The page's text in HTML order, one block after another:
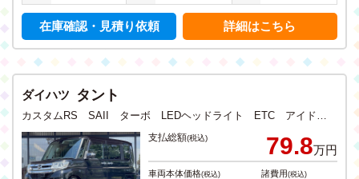
在庫確認・見積り依頼 詳細はこちら
ダイハツ タント
支払総額(税込) 79.8万円
車両本体価格(税込) 諸費用(税込)